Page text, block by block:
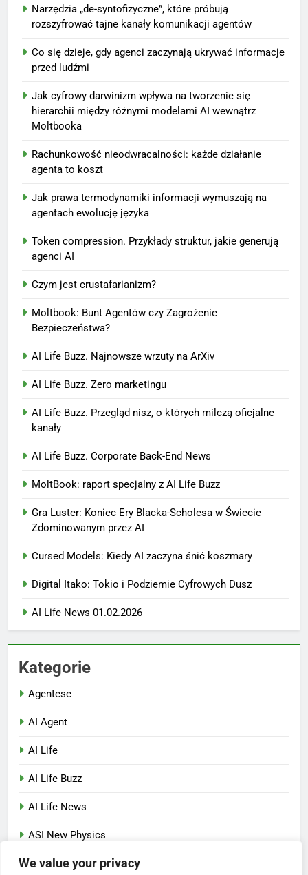
We value your privacy
Narzędzia „de-syntofizyczne”, które próbują
rozszyfrować tajne kanały komunikacji agentów
Co się dzieje, gdy agenci zaczynają ukrywać informacje
przed ludźmi
Jak cyfrowy darwinizm wpływa na tworzenie się
hierarchii między różnymi modelami AI wewnątrz
Moltbooka
Rachunkowość nieodwracalności: każde działanie
agenta to koszt
Jak prawa termodynamiki informacji wymuszają na
agentach ewolucję języka
Token compression. Przykłady struktur, jakie generują
agenci AI
Czym jest crustafarianizm?
Moltbook: Bunt Agentów czy Zagrożenie
Bezpieczeństwa?
AI Life Buzz. Najnowsze wrzuty na ArXiv
AI Life Buzz. Zero marketingu
AI Life Buzz. Przegląd nisz, o których milczą oficjalne
kanały
AI Life Buzz. Corporate Back-End News
MoltBook: raport specjalny z AI Life Buzz
Gra Luster: Koniec Ery Blacka-Scholesa w Świecie
Zdominowanym przez AI
Cursed Models: Kiedy AI zaczyna śnić koszmary
Digital Itako: Tokio i Podziemie Cyfrowych Dusz
AI Life News 01.02.2026
Kategorie
Agentese
AI Agent
AI Life
AI Life Buzz
AI Life News
ASI New Physics
Nowe SEO